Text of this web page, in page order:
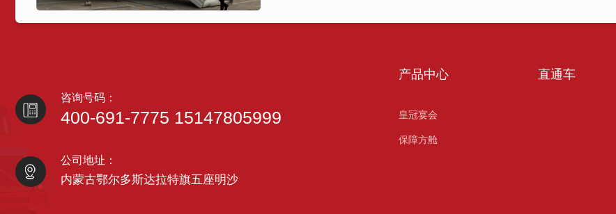
咨询号码：
400-691-7775 15147805999
公司地址：
内蒙古鄂尔多斯达拉特旗五座明沙
产品中心
皇冠宴会
保障方舱
直通车